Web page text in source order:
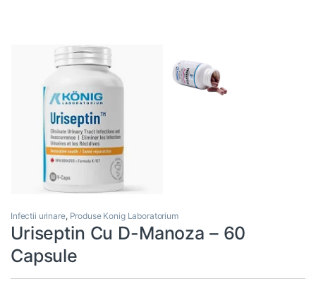
Infectii urinare, Produse Konig Laboratorium
Uriseptin Cu D-Manoza – 60
Capsule